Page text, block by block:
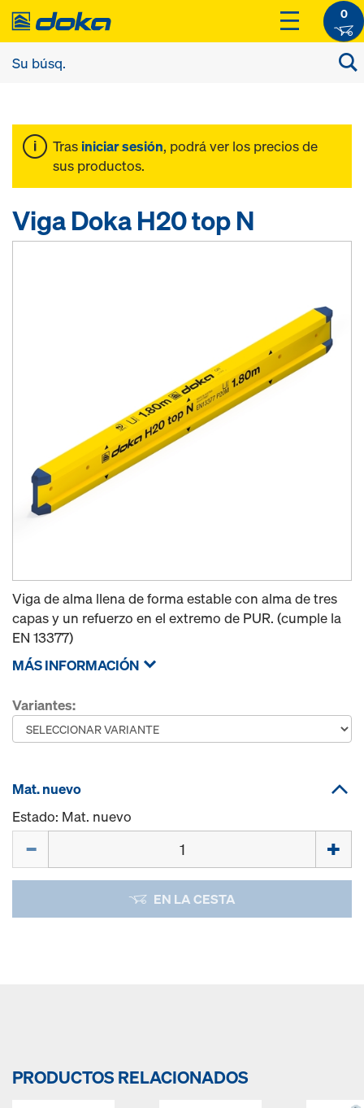
0
Tras iniciar sesión, podrá ver los precios de
sus productos.
Viga Doka H20 top N
Viga de alma llena de forma estable con alma de tres
capas y un refuerzo en el extremo de PUR. (cumple la
EN 13377)
MÁS INFORMACIÓN
Variantes:
Mat. nuevo
Estado: Mat. nuevo
EN LA CESTA
PRODUCTOS RELACIONADOS